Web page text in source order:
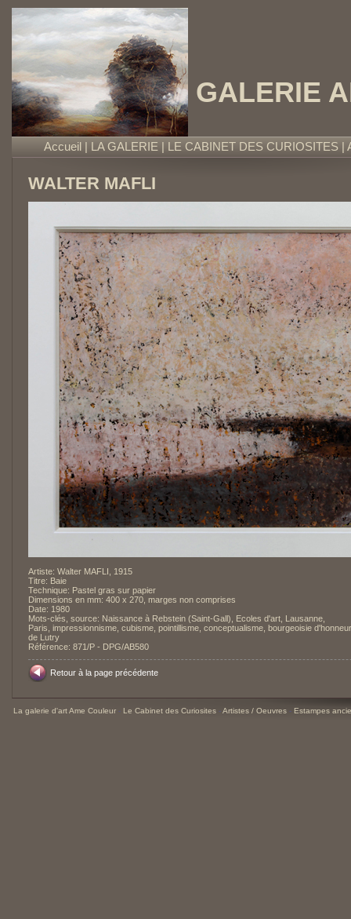
GALERIE
Accueil | LA GALERIE | LE CABINET DES CURIOSITES |
WALTER MAFLI
Artiste: Walter MAFLI, 1915
Titre: Baie
Technique: Pastel gras sur papier
Dimensions en mm: 400 x 270, marges non comprises
Date: 1980
Mots-clés, source: Naissance à Rebstein (Saint-Gall), Ecoles d'art, Lausanne,
Paris, impressionnisme, cubisme, pointillisme, conceptualisme, bourgeoisie d'honneur
de Lutry
Référence: 871/P - DPG/AB580
Retour à la page précédente
La galerie d'art Ame Couleur - Le Cabinet des Curiosites -Artistes / Oeuvres - Estampes